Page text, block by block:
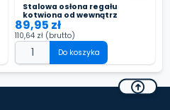
Stalowa osłona regału
kotwiona od wewnątrz
89,95 zł
110,64 zł (brutto)
Do koszyka